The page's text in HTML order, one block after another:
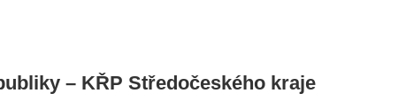
– KŘP Středočeského kraje